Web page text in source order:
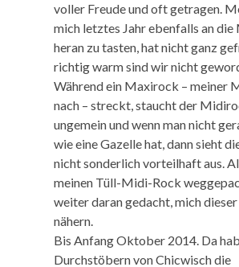
voller Freude und oft getragen.
mich letztes Jahr ebenfalls an
heran zu tasten, hat nicht ganz
richtig warm sind wir nicht
Während ein Maxirock – meiner
nach – streckt, staucht der
ungemein und wenn man nicht
wie eine Gazelle hat, dann sieht
nicht sonderlich vorteilhaft aus.
meinen Tüll-Midi-Rock
weiter daran gedacht, mich dieser
nähern.
Bis Anfang Oktober 2014. Da
Durchstöbern von Chicwisch die